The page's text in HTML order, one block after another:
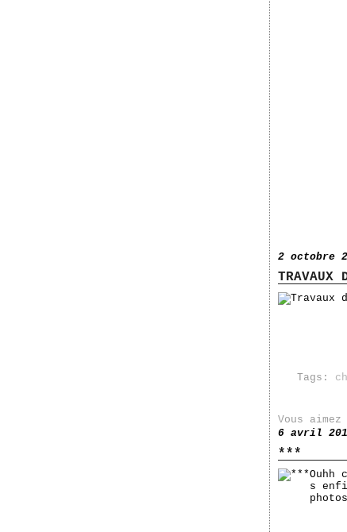
2 octobre
TRAVAUX
Tags:
Vous aimez
6 avril
***
Ouhh
s